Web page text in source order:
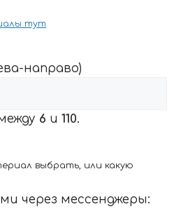
тут
направо)
6 и 110.
выбрать, или какую
через мессенджеры: